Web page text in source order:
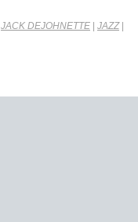
JACK DEJOHNETTE JAZZ|